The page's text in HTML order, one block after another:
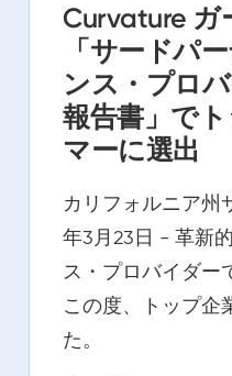
Curvature ガ
「サードパ
ンス・プロ
報告書」で
マーに選出
カリフォルニア州
年3月23日 - 革新
ス・プロバイダー
この度、トップ企
た。